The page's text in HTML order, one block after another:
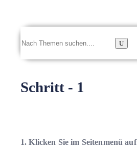
Schritt - 1
1. Klicken Sie im Seitenmenü auf